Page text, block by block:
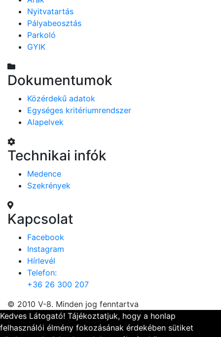
Nyitvatartás
Pályabeosztás
Parkoló
GYIK
Dokumentumok
Közérdekű adatok
Egységes kritériumrendszer
Alapelvek
Technikai infók
Medence
Szekrények
Kapcsolat
Facebook
Instagram
Hírlevél
Telefon:
+36 26 300 207
© 2010 V-8. Minden jog fenntartva
Kedves Látogató! Tájékoztatjuk, hogy a honlap
felhasználói élmény fokozásának érdekében sütiket